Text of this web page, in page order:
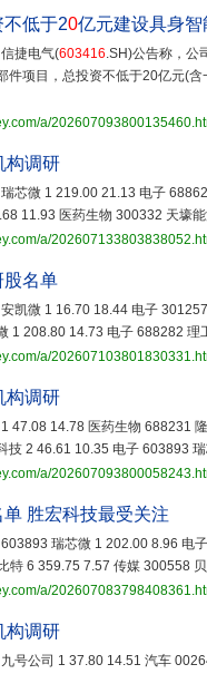
低于20亿元建设具身
信捷电气(603416.SH)公告称，公
件项目，总投资不低于20亿元(
a/
构调研
瑞芯微 1 219.00 21.13 电子
11.93 医药生物 300332 天壕
a/
股名单
安凯微 1 16.70 18.44 电子
1 208.80 14.73 电子 688282
a/
构调研
1 47.08 14.78 医药生物 688231
技 2 46.61 10.35 电子 603893
a/
胜宏科技最受关注
603893 瑞芯微 1 202.00 8.96 电
特 6 359.75 7.57 传媒 300558
a/
构调研
九号公司 1 37.80 14.51 汽车